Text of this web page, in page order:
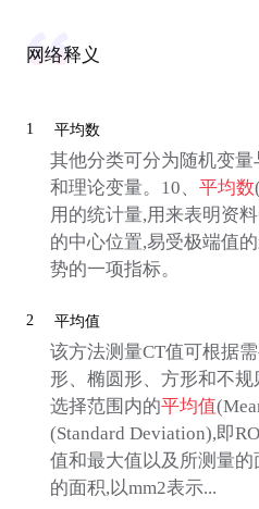
网络释义
1 平均数
其他分类可分为随机变
和理论变量。10、 平均数(
用的统计量,用来表明资
的中心位置,易受极端值
势的一项指标。
2 平均值
该方法测量CT值可根据
形、椭圆形、方形和不
选择范围内的平均值
(Standard Deviation),即
值和最大值以及所测量
的面积,以mm2表示...